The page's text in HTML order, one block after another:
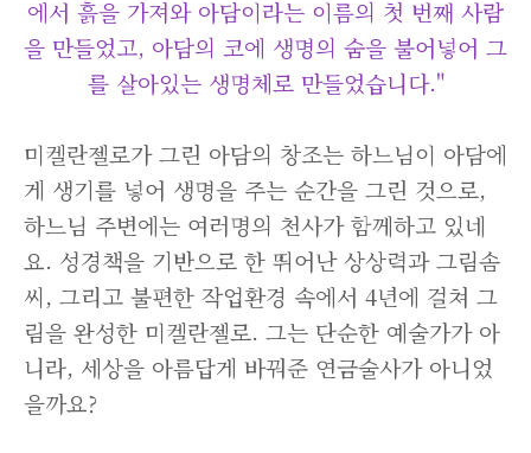
에서 흙을 가져와 아담이라는 이름의 첫 번째 사람
을 만들었고, 아담의 코에 생명의 숨을 불어넣어 그
를 살아있는 생명체로 만들었습니다."
미켈란젤로가 그린 아담의 창조는 하느님이 아담에
게 생기를 넣어 생명을 주는 순간을 그린 것으로,
하느님 주변에는 여러명의 천사가 함께하고 있네
요. 성경책을 기반으로 한 뛰어난 상상력과 그림솜
씨, 그리고 불편한 작업환경 속에서 4년에 걸쳐 그
림을 완성한 미켈란젤로. 그는 단순한 예술가가 아
니라, 세상을 아름답게 바꿔준 연금술사가 아니었
을까요?